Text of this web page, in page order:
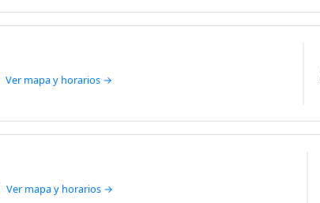
Ver mapa y horarios →
Ver mapa y horarios →